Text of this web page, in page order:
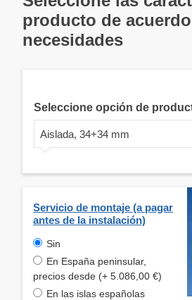
producto de
necesidades
Seleccione opción de
Aislada, 34+34 mm
Servicio de montaje (a pagar
antes de la instalación)
Sin
En España peninsular,
precios desde (+ 5.086,00 €)
En las islas españolas